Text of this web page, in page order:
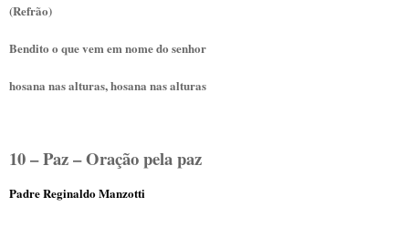
(Refrão)
Bendito o que vem em nome do senhor
hosana nas alturas, hosana nas alturas
10 – Paz – Oração pela paz
Padre Reginaldo Manzotti